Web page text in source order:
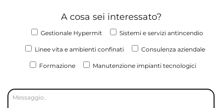
A cosa sei interessato?
Gestionale Hypermit Sistemi e servizi antincendio
Linee vita e ambienti confinati Consulenza aziendale
Formazione Manutenzione impianti tecnologici